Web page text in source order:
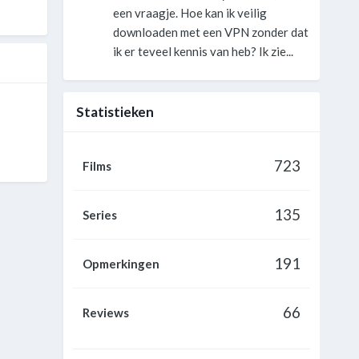
een vraagje. Hoe kan ik veilig
downloaden met een VPN zonder dat
ik er teveel kennis van heb? Ik zie...
Statistieken
Films 723
Series 135
Opmerkingen 191
Reviews 66